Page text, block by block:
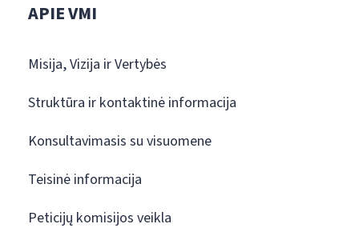
APIE VMI
Misija, Vizija ir Vertybės
Struktūra ir kontaktinė informacija
Konsultavimasis su visuomene
Teisinė informacija
Peticijų komisijos veikla